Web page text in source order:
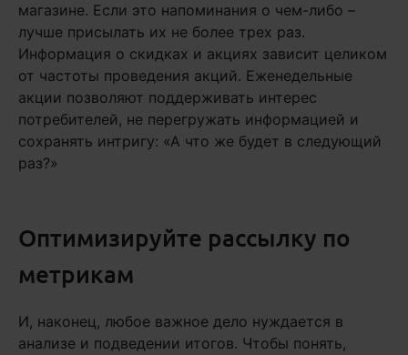
магазине. Если это напоминания о чем-либо –
лучше присылать их не более трех раз.
Информация о скидках и акциях зависит целиком
от частоты проведения акций. Еженедельные
акции позволяют поддерживать интерес
потребителей, не перегружать информацией и
сохранять интригу: «А что же будет в следующий
раз?»
Оптимизируйте рассылку по
метрикам
И, наконец, любое важное дело нуждается в
анализе и подведении итогов. Чтобы понять,